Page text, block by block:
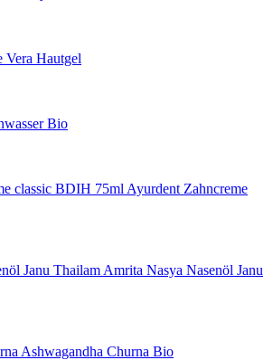
Vera Hautgel
Bio
Ayurdent Zahncreme
Amrita Nasya Nasenöl Janu
Ashwagandha Churna Bio